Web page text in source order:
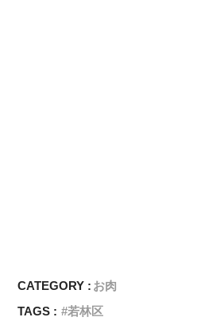
CATEGORY : お肉
TAGS :
若林区